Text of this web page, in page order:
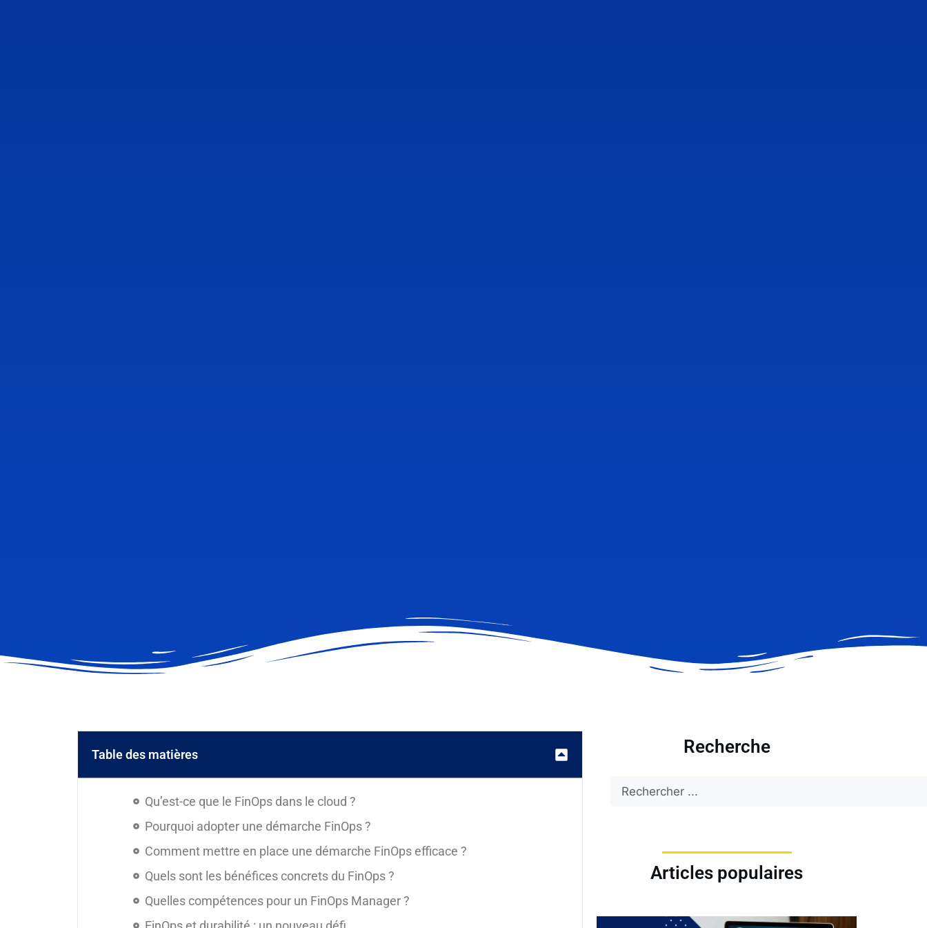
Table des matières
Qu’est-ce que le FinOps dans le cloud ?
Pourquoi adopter une démarche FinOps ?
Comment mettre en place une démarche FinOps efficace ?
Quels sont les bénéfices concrets du FinOps ?
Quelles compétences pour un FinOps Manager ?
Recherche
Articles populaires